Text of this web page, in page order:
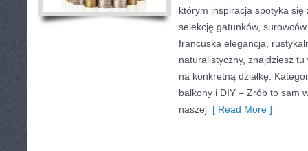
którym inspiracja spotyka
selekcję gatunków,
francuska elegancja,
naturalistyczny, znajdziesz tu
na konkretną działkę.
balkony i DIY – Zrób to sam
naszej [ Read More ]